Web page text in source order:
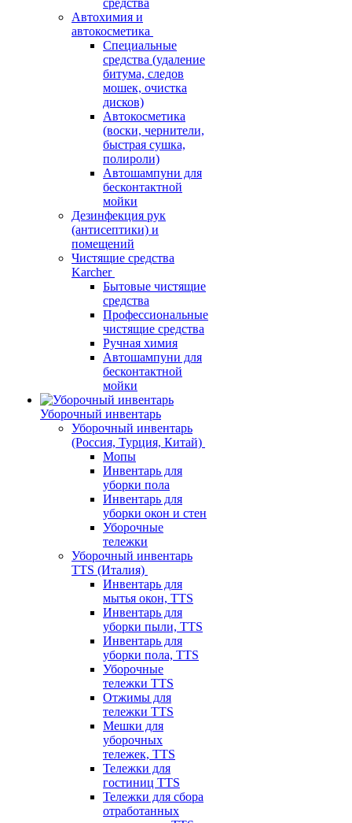
средства
Автохимия и
автокосметика
Специальные
средства (удаление
битума, следов
мошек, очистка
дисков)
Автокосметика
(воски, чернители,
быстрая сушка,
полироли)
Автошампуни для
бесконтактной
мойки
Дезинфекция рук
(антисептики) и
помещений
Чистящие средства
Karcher
Бытовые чистящие
средства
Профессиональные
чистящие средства
Ручная химия
Автошампуни для
бесконтактной
мойки
Уборочный инвентарь
Уборочный инвентарь
(Россия, Турция, Китай)
Мопы
Инвентарь для
уборки пола
Инвентарь для
уборки окон и стен
Уборочные
тележки
Уборочный инвентарь
TTS (Италия)
Инвентарь для
мытья окон, TTS
Инвентарь для
уборки пыли, TTS
Инвентарь для
уборки пола, TTS
Уборочные
тележки TTS
Отжимы для
тележки TTS
Мешки для
уборочных
тележек, TTS
Тележки для
гостиниц TTS
Тележки для сбора
отработанных